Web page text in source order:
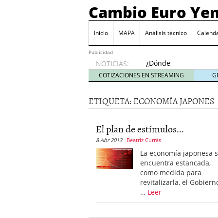
Cambio Euro
Inicio MAPA Análisis técnico
Publicidad
NOTICIAS:
¿Dónde
invertir
en
octubre
31, 2024
¿Cuál es el salario
El declive continuado
septiembre 26, 2023
El enigma del aceite de
extranjero? septiembre
COTIZACIONES EN STREAMING
ETIQUETA: ECONOMÍA JAPONES
El plan de estímulos...
8 Abr 2013 Beatriz Currás
La economía japonesa
encuentra estancada,
como medida para
revitalizarla, el
… Leer